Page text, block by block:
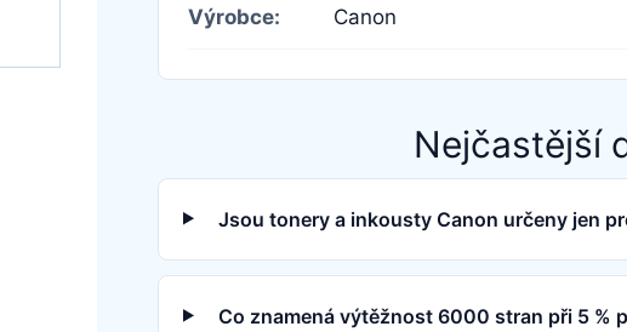
Výrobce: Canon
Nejčastější
Jsou tonery a inkousty Canon určeny jen
Co znamená výtěžnost 6000 stran při 5 %